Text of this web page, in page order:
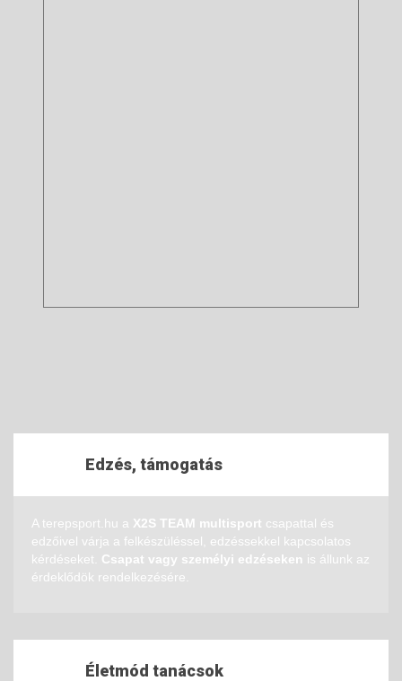
Edzés, támogatás
A terepsport.hu a X2S TEAM multisport csapattal és
edzőivel várja a felkészüléssel, edzéssekkel kapcsolatos
kérdéseket. Csapat vagy személyi edzéseken is állunk az
érdeklődök rendelkezésére.
Életmód tanácsok